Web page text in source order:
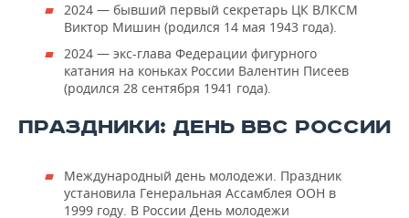
2024 — бывший первый секретарь ЦК ВЛКСМ
Виктор Мишин (родился 14 мая 1943 года).
2024 — экс-глава Федерации фигурного
катания на коньках России Валентин Писеев
(родился 28 сентября 1941 года).
ПРАЗДНИКИ: ДЕНЬ ВВС РОССИИ
Международный день молодежи. Праздник
установила Генеральная Ассамблея ООН в
1999 году. В России День молодежи